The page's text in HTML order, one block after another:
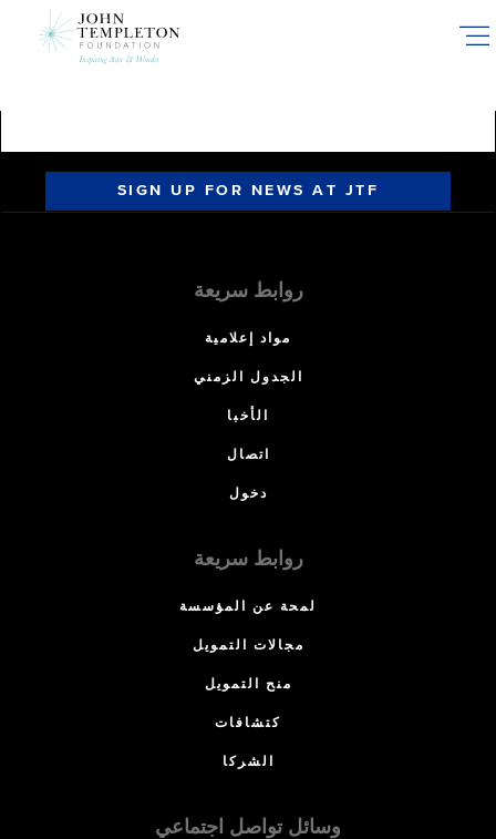
SIGN UP FOR NEWS AT JTF
روابط سريعة
مواد إعلامية
الجدول الزمني
الأخبا
اتصال
دخول
روابط سريعة
لمحة عن المؤسسة
مجالات التمويل
منح التمويل
كتشافات
الشركا
وسائل تواصل اجتماعي